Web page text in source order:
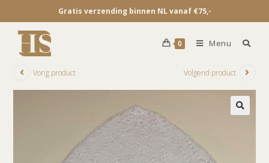
Gratis verzending binnen NL vanaf €75,-
0 Menu
Vorig product Volgend product